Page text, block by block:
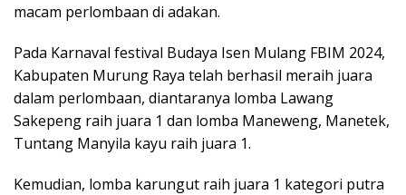
macam perlombaan di adakan.
Pada Karnaval festival Budaya Isen Mulang FBIM 2024,
Kabupaten Murung Raya telah berhasil meraih juara
dalam perlombaan, diantaranya lomba Lawang
Sakepeng raih juara 1 dan lomba Maneweng, Manetek,
Tuntang Manyila kayu raih juara 1.
Kemudian, lomba karungut raih juara 1 kategori putra